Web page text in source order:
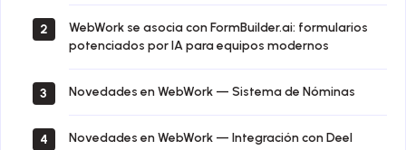
2
WebWork se asocia con FormBuilder.ai: formularios
potenciados por IA para equipos modernos
3 Novedades en WebWork — Sistema de Nóminas
4 Novedades en WebWork — Integración con Deel